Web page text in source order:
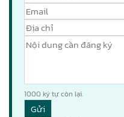
1000 ký tự còn lại.